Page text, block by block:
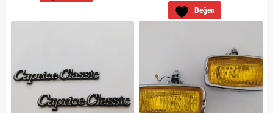
ürün
seçilebilir
Beğen